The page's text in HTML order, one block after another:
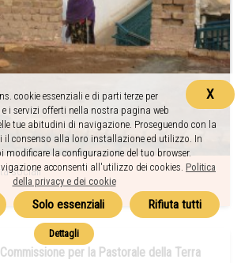
sociali
per la Pastorale della Terra
X
cookie essenziali e di parti terze per
i servizi offerti nella nostra pagina web
tue abitudini di navigazione. Proseguendo con la
il consenso alla loro installazione ed utilizzo. In
modificare la configurazione del tuo browser.
acconsenti all'utilizzo dei cookies. Politica
della privacy e dei cookie